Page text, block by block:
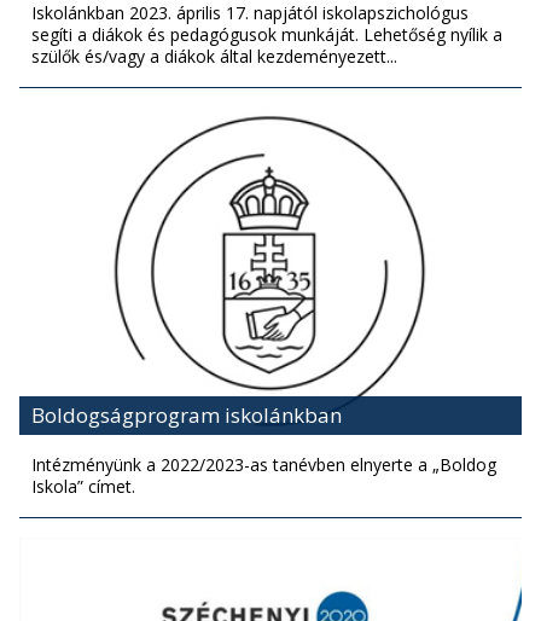
Iskolánkban 2023. április 17. napjától iskolapszichológus
segíti a diákok és pedagógusok munkáját. Lehetőség nyílik a
szülők és/vagy a diákok által kezdeményezett...
Boldogságprogram iskolánkban
Intézményünk a 2022/2023-as tanévben elnyerte a „Boldog
Iskola” címet.